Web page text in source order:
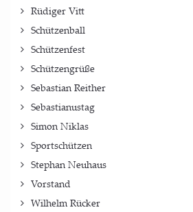
Rüdiger Vitt
Schützenball
Schützenfest
Schützengrüße
Sebastian Reither
Sebastianustag
Simon Niklas
Sportschützen
Stephan Neuhaus
Vorstand
Wilhelm Rücker